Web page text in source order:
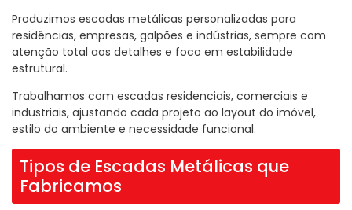
Produzimos escadas metálicas personalizadas para
residências, empresas, galpões e indústrias, sempre com
atenção total aos detalhes e foco em estabilidade
estrutural.
Trabalhamos com escadas residenciais, comerciais e
industriais, ajustando cada projeto ao layout do imóvel,
estilo do ambiente e necessidade funcional.
Tipos de Escadas Metálicas que
Fabricamos